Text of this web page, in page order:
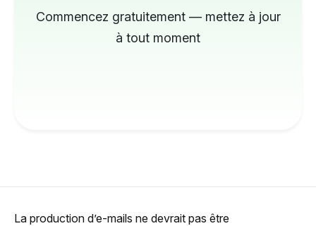
Commencez gratuitement — mettez à jour
à tout moment
La production d’e-mails ne devrait pas être